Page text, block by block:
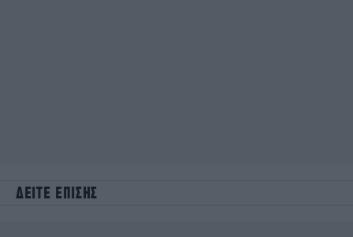
ΔΕΙΤΕ ΕΠΙΣΗΣ